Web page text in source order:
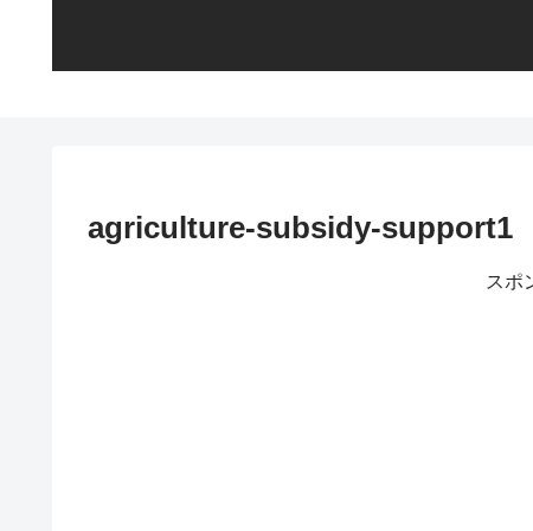
agriculture-subsidy-support1
スポ